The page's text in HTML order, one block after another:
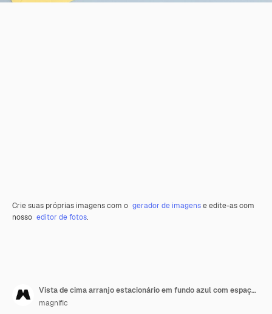
Crie suas próprias imagens com o gerador de imagense edite-as com
nosso editor de fotos.
Vista de cima arranjo estacionário em fundo azul com espaço de cópia
magnific